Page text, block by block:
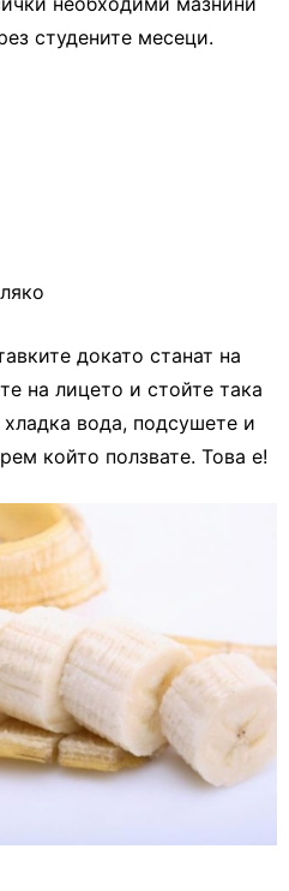
студените месеци.
докато станат на
на лицето и стойте така
вода, подсушете и
който ползвате. Това е!